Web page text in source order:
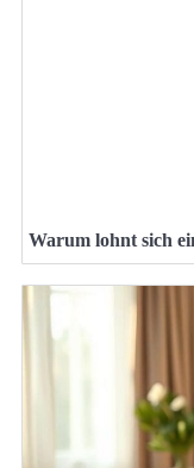
Warum lohnt sich